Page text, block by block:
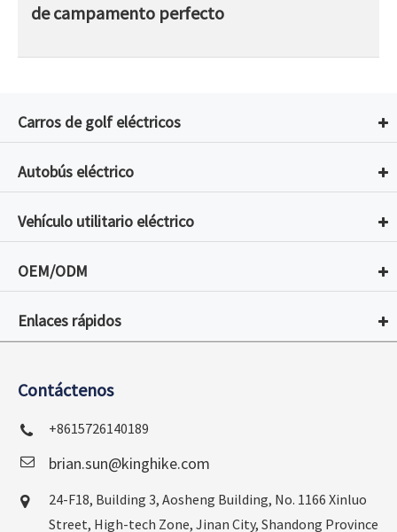
de campamento perfecto
Carros de golf eléctricos
Autobús eléctrico
Vehículo utilitario eléctrico
OEM/ODM
Enlaces rápidos
Contáctenos
+8615726140189
brian.sun@kinghike.com
24-F18, Building 3, Aosheng Building, No. 1166 Xinluo
Street, High-tech Zone, Jinan City, Shandong Province